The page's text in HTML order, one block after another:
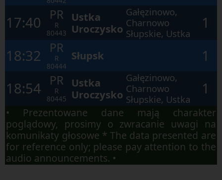
17:40
PR
R
80443
Ustka
Uroczysko
Gałęzinowo,
Charnowo
Słupskie, Ustka
1
18:32
PR
R
80444
Słupsk
1
18:54
PR
R
80445
Ustka
Uroczysko
Gałęzinowo,
Charnowo
Słupskie, Ustka
1
• Prezentowane dane mają charakter
poglądowy, prosimy o zwracanie uwagi na
komunikaty głosowe * The data presented are
for reference only; please pay attention to the
audio announcements. •